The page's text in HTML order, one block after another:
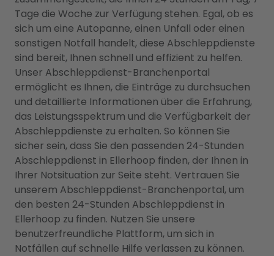
Tage die Woche zur Verfügung stehen. Egal, ob es
sich um eine Autopanne, einen Unfall oder einen
sonstigen Notfall handelt, diese Abschleppdienste
sind bereit, Ihnen schnell und effizient zu helfen.
Unser Abschleppdienst-Branchenportal
ermöglicht es Ihnen, die Einträge zu durchsuchen
und detaillierte Informationen über die Erfahrung,
das Leistungsspektrum und die Verfügbarkeit der
Abschleppdienste zu erhalten. So können Sie
sicher sein, dass Sie den passenden 24-Stunden
Abschleppdienst in Ellerhoop finden, der Ihnen in
Ihrer Notsituation zur Seite steht. Vertrauen Sie
unserem Abschleppdienst-Branchenportal, um
den besten 24-Stunden Abschleppdienst in
Ellerhoop zu finden. Nutzen Sie unsere
benutzerfreundliche Plattform, um sich in
Notfällen auf schnelle Hilfe verlassen zu können.